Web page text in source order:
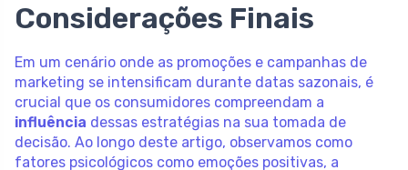
Considerações Finais
Em um cenário onde as promoções e campanhas de
marketing se intensificam durante datas sazonais, é
crucial que os consumidores compreendam a
influência dessas estratégias na sua tomada de
decisão. Ao longo deste artigo, observamos como
fatores psicológicos como emoções positivas, a